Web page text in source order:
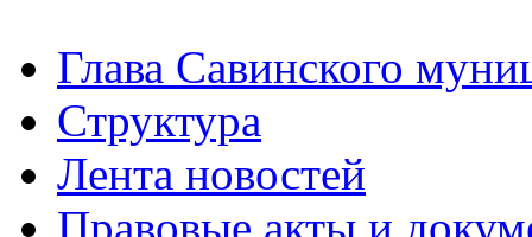
Глава Савинского
Структура
Лента новостей
Правовые акты и